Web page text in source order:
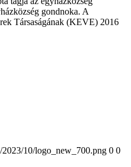
gondnoka. A
Társaságának (KEVE) 2016
10/logo_new_700.png 0 0